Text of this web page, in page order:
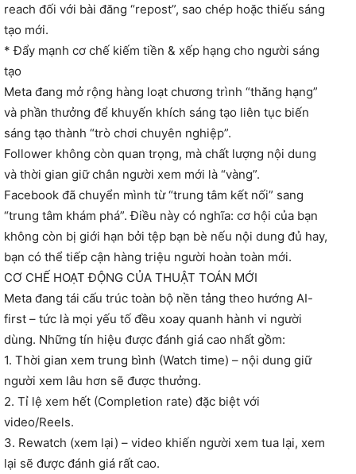
reach đối với bài đăng “repost”, sao chép hoặc thiếu sáng
tạo mới.
* Đẩy mạnh cơ chế kiếm tiền & xếp hạng cho người sáng
tạo
Meta đang mở rộng hàng loạt chương trình “thăng hạng”
và phần thưởng để khuyến khích sáng tạo liên tục biến
sáng tạo thành “trò chơi chuyên nghiệp”.
Follower không còn quan trọng, mà chất lượng nội dung
và thời gian giữ chân người xem mới là “vàng”.
Facebook đã chuyển mình từ “trung tâm kết nối” sang
“trung tâm khám phá”. Điều này có nghĩa: cơ hội của bạn
không còn bị giới hạn bởi tệp bạn bè nếu nội dung đủ hay,
bạn có thể tiếp cận hàng triệu người hoàn toàn mới.
CƠ CHẾ HOẠT ĐỘNG CỦA THUẬT TOÁN MỚI
Meta đang tái cấu trúc toàn bộ nền tảng theo hướng AI-
first – tức là mọi yếu tố đều xoay quanh hành vi người
dùng. Những tín hiệu được đánh giá cao nhất gồm:
1. Thời gian xem trung bình (Watch time) – nội dung giữ
người xem lâu hơn sẽ được thưởng.
2. Tỉ lệ xem hết (Completion rate) đặc biệt với
video/Reels.
3. Rewatch (xem lại) – video khiến người xem tua lại, xem
lại sẽ được đánh giá rất cao.